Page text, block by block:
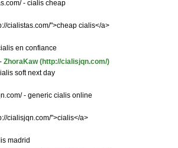
- cialis cheap
cialistas.com/">cheap cialis</a>
en confiance
- ZhoraKaw (http://cialisjqn.com/)
soft next day
- generic cialis online
cialisjqn.com/">cialis</a>
madrid